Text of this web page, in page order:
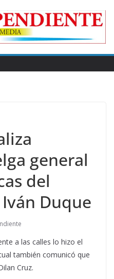
general
del
Duque
a las calles lo hizo el
también comunicó que
Cruz.